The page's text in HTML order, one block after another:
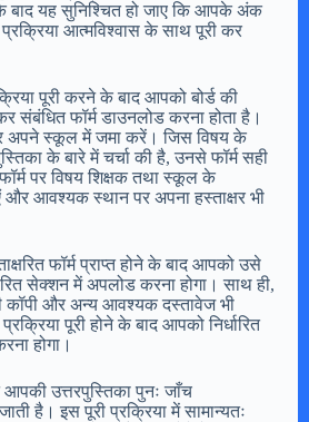
बाद यह सुनिश्चित हो जाए कि आपके अंक
आत्मविश्वास के साथ पूरी कर
पूरी करने के बाद आपको बोर्ड की
संबंधित फॉर्म डाउनलोड करना होता है।
अपने स्कूल में जमा करें। जिस विषय के
के बारे में चर्चा की है, उनसे फॉर्म सही
पर विषय शिक्षक तथा स्कूल के
और आवश्यक स्थान पर अपना हस्ताक्षर भी
फॉर्म प्राप्त होने के बाद आपको उसे
सेक्शन में अपलोड करना होगा। साथ ही,
कॉपी और अन्य आवश्यक दस्तावेज भी
पूरी होने के बाद आपको निर्धारित
होगा।
उत्तरपुस्तिका पुनः जाँच
है। इस पूरी प्रक्रिया में सामान्यतः